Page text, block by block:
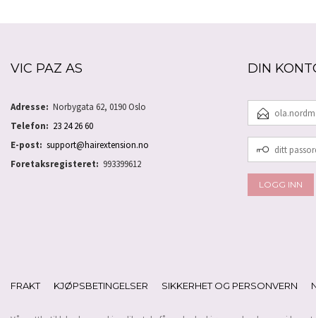
VIC PAZ AS
Adresse: Norbygata 62, 0190 Oslo
Telefon: 23 24 26 60
E-post: support@hairextension.no
Foretaksregisteret: 993399612
DIN
POSTADRESSE
PASSORD
FRAKT KJØPSBETINGELSER SIKKERHET OG PERSONVERN